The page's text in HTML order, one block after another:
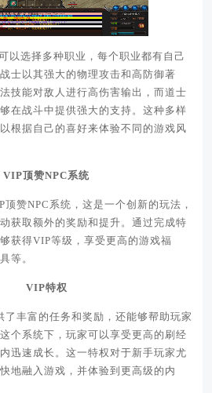
以选择多种职业，每个职业都有自己
士以其强大的物理攻击和高防御著
技能对敌人进行高伤害输出，而道士
在战斗中提供强大的支持。这种多样
根据自己的喜好来体验不同的游戏风
VIP顶赞NPC系统
赞NPC系统，这是一个创新的玩法，
获取额外的奖励和提升。通过完成特
获得VIP等级，享受更高的游戏福
等。
VIP特权
了丰富的任务和奖励，还能够帮助玩家
个系统下，玩家可以享受更高的刷经
迅速成长。这一特权对于新手玩家尤
地融入游戏，并体验到更高级的内